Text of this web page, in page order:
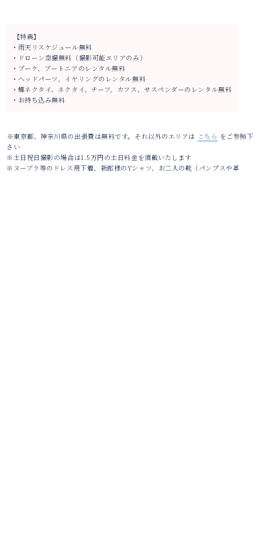
【特典】
• 雨天リスケジュール無料
• ドローン空撮無料（撮影可能エリアのみ）
• ブーケ、ブートニアのレンタル無料
• ヘッドパーツ、イヤリングのレンタル無料
• 蝶ネクタイ、ネクタイ、チーフ、カフス、サスペンダーのレンタル無料
• お持ち込み無料
※東京都、神奈川県の出張費は無料です。それ以外のエリアは こちら をご参照下
さい
※土日祝日撮影の場合は1.5万円の土日料金を頂戴いたします
※ヌーブラ等のドレス用下着、新郎様のYシャツ、お二人の靴（パンプスや革